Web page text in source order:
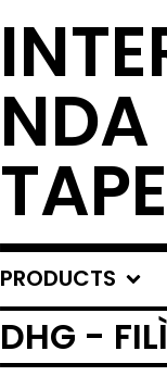
NDA
PRODUCTS
DHG -